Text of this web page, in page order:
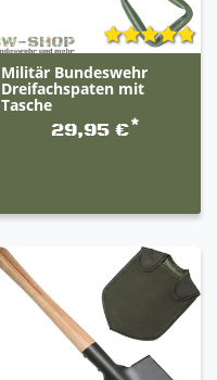
Militär Bundeswehr
Dreifachspaten mit
Tasche
29,95 €*